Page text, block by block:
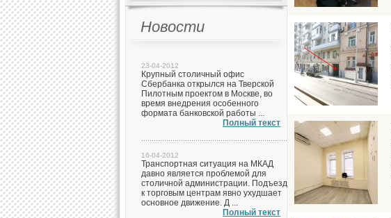
Новости
23-04-2012
Крупный столичный офис
Сбербанка открылся на Тверской
Пилотным проектом в Москве, во
время внедрения особенного
формата банковской работы ...
Полный текст
16-04-2012
Транспортная ситуация на МКАД
давно является проблемой для
столичной администрации. Подъезд
к торговым центрам явно ухудшает
основное движение. Д ...
Полный текст